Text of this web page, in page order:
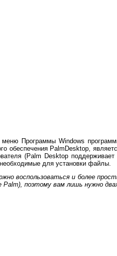
Программы Windows
обеспечения PalmDesktop,
(Palm Desktop
для установки файлы.
воспользоваться и более
поэтому вам лишь нужно